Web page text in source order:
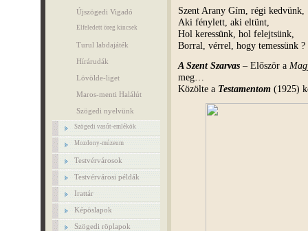
Újszögedi Vigadó
Elfeledett öreg kincsek
Turul labdajáték
Hírárudák
Lövölde-liget
Maros-menti Halálút
Szögedi nyelvünk
Szögedi vasút-emlékök
Mozdony-múzeum
Testvérvárosok
Testvérvárosi példák
Irattár
Képöslapok
Szögedi röplapok
Szent Arany Gím, régi kedvünk,
Aki fénylett, aki eltünt,
Hol keressünk, hol felejtsünk,
Borral, vérrel, hogy temessünk ?
A Szent Szarvas– Először a
meg…
Közölte a Testamentom(1925)